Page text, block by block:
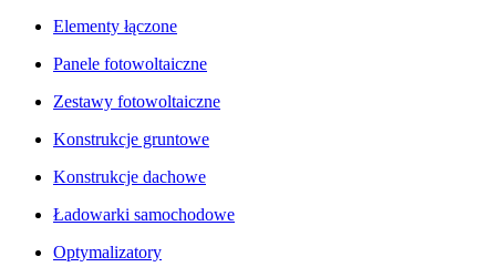
Elementy łączone
Panele fotowoltaiczne
Zestawy fotowoltaiczne
Konstrukcje gruntowe
Konstrukcje dachowe
Ładowarki samochodowe
Optymalizatory